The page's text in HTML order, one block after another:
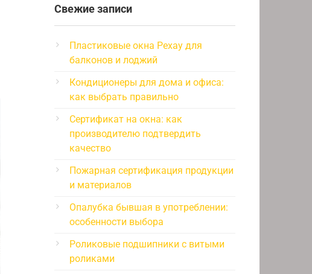
Свежие записи
Пластиковые окна Рехау для
балконов и лоджий
Кондиционеры для дома и офиса:
как выбрать правильно
Сертификат на окна: как
производителю подтвердить
качество
Пожарная сертификация продукции
и материалов
Опалубка бывшая в употреблении:
особенности выбора
Роликовые подшипники с витыми
роликами